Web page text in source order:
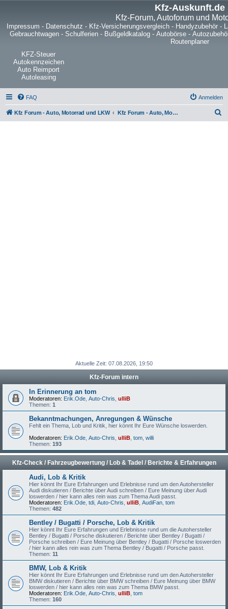
Kfz-Auskunft.de
Kfz-Forum, Autoforum und
Impressum - Datenschutz - Kfz-Versicherungsvergleich - Handyzubehör -
Gebrauchtwagen- Schulferien- Bußgeldkatalog- Autobörse-
Routenplaner
KFZ-Steuer
Autokennzeichen
Auto Reimport
Autoleasing
FAQ Anmelden
Kfz Forum - Auto, Motorrad und LKW Kfz Forum - Auto, Motorrad und LKW
Aktuelle Zeit: 07.08.2026, 19:50
Kfz-Forum intern
In Erinnerung an tom
Moderatoren: Erik.Ode Auto-Chris ulliB
Themen: 1
Bekanntmachungen, Anregungen & Wünsche
Fehlt ein Thema, Lob und Kritik, hier könnt Ihr Eure Wünsche loswerden.
Moderatoren: Erik.Ode Auto-Chris ulliB tom willi
Themen: 193
Kfz-Check / Fahrzeugbewertung / Lob & Tadel / Berichte & Erfahrungen
Audi, Lob & Kritik
Hier könnt Ihr Eure Erfahrungen und Erlebnisse rund um den Autohersteller
Audi diskutieren / Berichte über Audi schreiben / Eure Meinung über Audi
loswerden / hier kann alles rein was zum Thema Audi passt.
Moderatoren: Erik.Ode tdi Auto-Chris ulliB AudiFan tom
Themen: 482
Bentley / Bugatti / Porsche, Lob & Kritik
Hier könnt Ihr Eure Erfahrungen und Erlebnisse rund um die Autohersteller
Bentley / Bugatti / Porsche diskutieren / Berichte über Bentley / Bugatti /
Porsche schreiben / Eure Meinung über Bentley / Bugatti / Porsche loswerden
/ hier kann alles rein was zum Thema Bentley / Bugatti / Porsche passt.
Themen: 11
BMW, Lob & Kritik
Hier könnt Ihr Eure Erfahrungen und Erlebnisse rund um den Autohersteller
BMW diskutieren / Berichte über BMW schreiben / Eure Meinung über BMW
loswerden / hier kann alles rein was zum Thema BMW passt.
Moderatoren: Erik.Ode Auto-Chris ulliB tom
Themen: 160